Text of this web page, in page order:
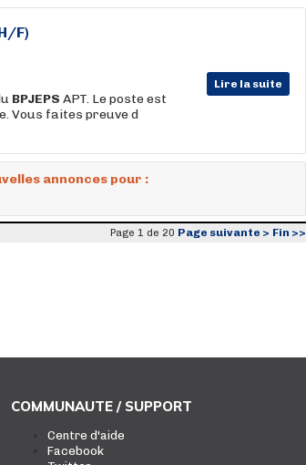
F)
Lire la suite
BPJEPS APT. Le poste est
Vous faites preuve d
annonces pour :
Page 1 de 20 Page suivante > Fin >>
COMMUNAUTE / SUPPORT
Centre d'aide
Facebook